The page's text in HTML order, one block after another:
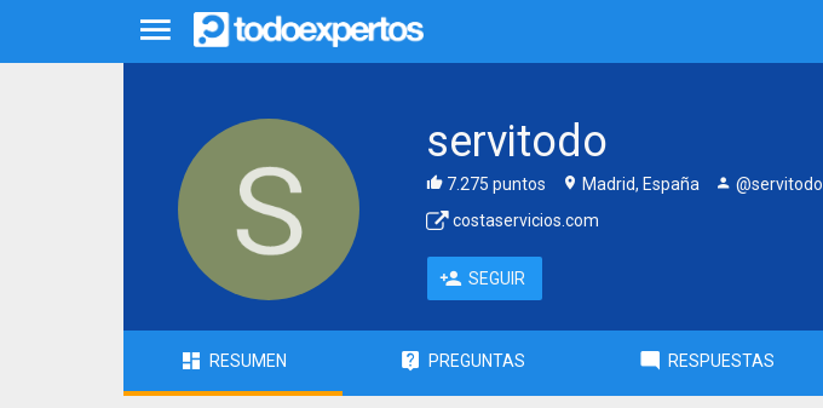
servitodo
7.275 puntos Madrid, España @servitodo
costaservicios.com
SEGUIR
RESUMEN PREGUNTAS RESPUESTAS